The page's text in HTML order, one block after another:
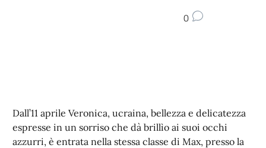
0
Dall’11 aprile Veronica, ucraina, bellezza e delicatezza
espresse in un sorriso che dà brillìo ai suoi occhi
azzurri, è entrata nella stessa classe di Max, presso la